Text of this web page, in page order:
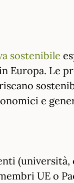
sostenibile
Europa. Le
e
UE o